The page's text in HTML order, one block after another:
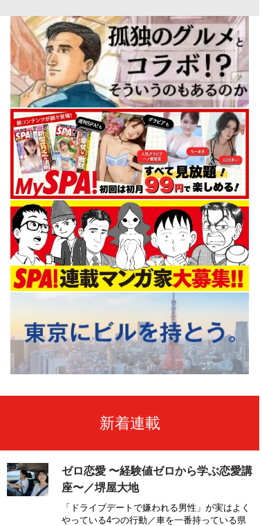
新着連載
ゼロ恋愛 〜経験値ゼロから学ぶ恋愛講
座〜／堺屋大地
「ドライブデートで嫌われる男性」が実はよく
やっている4つの行動／車を一番持っている県